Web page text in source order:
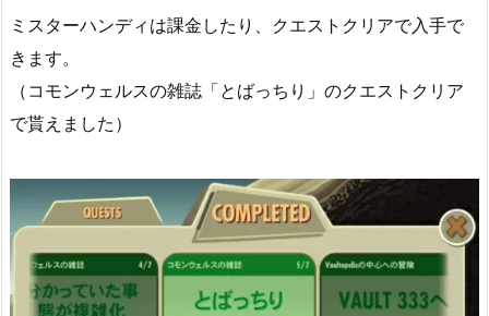
ミスターハンディは課金したり、クエストクリアで入手で
きます。
（コモンウェルスの雑誌「とばっちり」のクエストクリア
で貰えました）